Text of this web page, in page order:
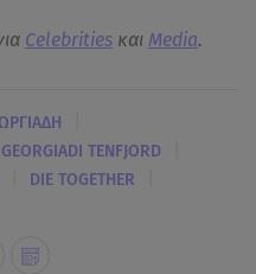
Celebrities και Media.
TENFJORD
DIE TOGETHER